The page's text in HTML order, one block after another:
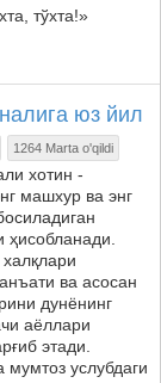
тўхта!»
юз йил
1264 Marta o'qildi
хотин -
машхур ва энг
ҳисобланади.
ва асосан
дунёнинг
аёллари
этади.
услубдаги